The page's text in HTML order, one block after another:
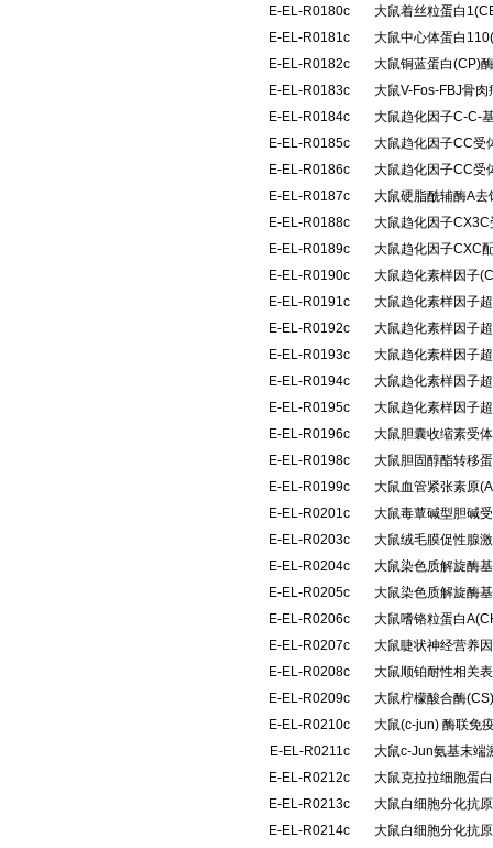
E-EL-R0180c
大鼠着丝粒蛋白
E-EL-R0181c
大鼠中心体蛋白
E-EL-R0182c
大鼠铜蓝蛋白(CP)
E-EL-R0183c
大鼠V-Fos-FBJ骨
E-EL-R0184c
大鼠趋化因子C-C-
E-EL-R0185c
大鼠趋化因子CC受
E-EL-R0186c
大鼠趋化因子CC受
E-EL-R0187c
大鼠硬脂酰辅酶A
E-EL-R0188c
大鼠趋化因子
E-EL-R0189c
大鼠趋化因子CXC
E-EL-R0190c
大鼠趋化素样因子
E-EL-R0191c
大鼠趋化素样因子
E-EL-R0192c
大鼠趋化素样因子
E-EL-R0193c
大鼠趋化素样因子
E-EL-R0194c
大鼠趋化素样因子
E-EL-R0195c
大鼠趋化素样因子
E-EL-R0196c
大鼠胆囊收缩素受
E-EL-R0198c
大鼠胆固醇酯转移
E-EL-R0199c
大鼠血管紧张素原
E-EL-R0201c
大鼠毒蕈碱型胆碱
E-EL-R0203c
大鼠绒毛膜促性腺
E-EL-R0204c
大鼠染色质解旋酶
E-EL-R0205c
大鼠染色质解旋酶
E-EL-R0206c
大鼠嗜铬粒蛋白
E-EL-R0207c
大鼠睫状神经营养
E-EL-R0208c
大鼠顺铂耐性相关
E-EL-R0209c
大鼠柠檬酸合酶
E-EL-R0210c
大鼠(c-jun) 酶联免
E-EL-R0211c
大鼠c-Jun氨基末端
E-EL-R0212c
大鼠克拉拉细胞蛋
E-EL-R0213c
大鼠白细胞分化抗
E-EL-R0214c
大鼠白细胞分化抗